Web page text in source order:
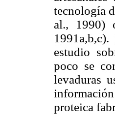
tecnología
al., 1990)
estudio
poco se
levaduras
proteica